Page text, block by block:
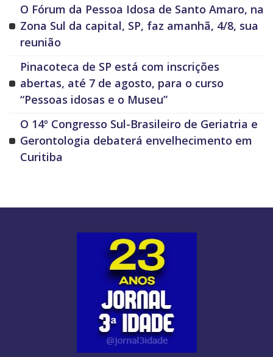
O Fórum da Pessoa Idosa de Santo Amaro, na
Zona Sul da capital, SP, faz amanhã, 4/8, sua
reunião
Pinacoteca de SP está com inscrições
abertas, até 7 de agosto, para o curso
“Pessoas idosas e o Museu”
O 14º Congresso Sul-Brasileiro de Geriatria e
Gerontologia debaterá envelhecimento em
Curitiba